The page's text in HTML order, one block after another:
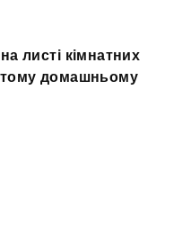
листі кімнатних
домашньому